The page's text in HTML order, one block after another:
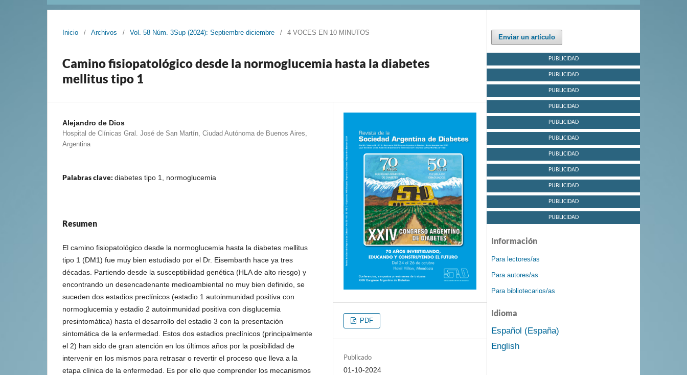
Inicio / Archivos / Vol. 58 Núm. 3Sup (2024): Septiembre-diciembre / 4 VOCES EN 10 MINUTOS
Camino fisiopatológico desde la normoglucemia hasta la diabetes
mellitus tipo 1
Alejandro de Dios
Hospital de Clínicas Gral. José de San Martín, Ciudad Autónoma de Buenos Aires,
Argentina
Palabras clave: diabetes tipo 1, normoglucemia
Resumen
El camino fisiopatológico desde la normoglucemia hasta la diabetes mellitus
tipo 1 (DM1) fue muy bien estudiado por el Dr. Eisembarth hace ya tres
décadas. Partiendo desde la susceptibilidad genética (HLA de alto riesgo) y
encontrando un desencadenante medioambiental no muy bien definido, se
suceden dos estadios preclínicos (estadio 1 autoinmunidad positiva con
normoglucemia y estadio 2 autoinmunidad positiva con disglucemia
presintomática) hasta el desarrollo del estadio 3 con la presentación
sintomática de la enfermedad. Estos dos estadios preclínicos (principalmente
el 2) han sido de gran atención en los últimos años por la posibilidad de
intervenir en los mismos para retrasar o revertir el proceso que lleva a la
etapa clínica de la enfermedad. Es por ello que comprender los mecanismos
PDF
Publicado
01-10-2024
Enviar un artículo
PUBLICIDAD
PUBLICIDAD
PUBLICIDAD
PUBLICIDAD
PUBLICIDAD
PUBLICIDAD
PUBLICIDAD
PUBLICIDAD
PUBLICIDAD
PUBLICIDAD
PUBLICIDAD
Información
Para lectores/as
Para autores/as
Para bibliotecarios/as
Idioma
Español (España)
English